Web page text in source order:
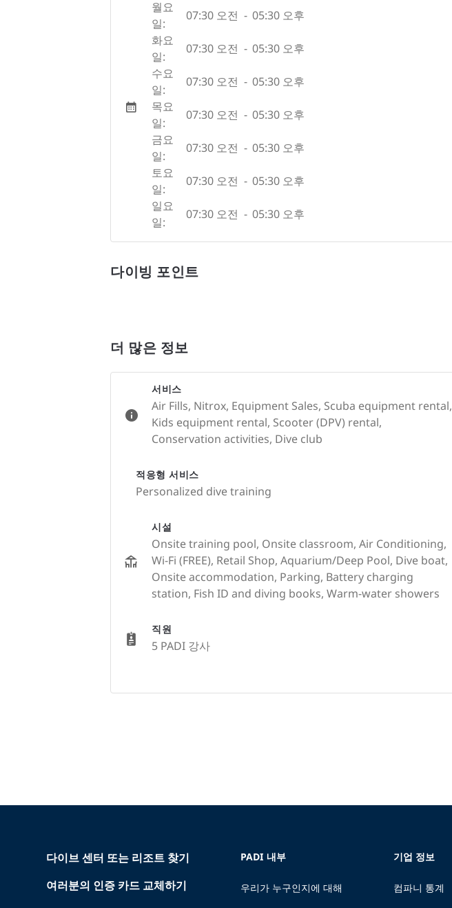
월요
일:
07:30 오전 - 05:30 오후
화요
일:
07:30 오전 - 05:30 오후
수요
일:
07:30 오전 - 05:30 오후
목요
일:
07:30 오전 - 05:30 오후
금요
일:
07:30 오전 - 05:30 오후
토요
일:
07:30 오전 - 05:30 오후
일요
일:
07:30 오전 - 05:30 오후
다이빙 포인트
더 많은 정보
서비스
Air Fills, Nitrox, Equipment Sales, Scuba equipment rental,
Kids equipment rental, Scooter (DPV) rental,
Conservation activities, Dive club
적응형 서비스
Personalized dive training
시설
Onsite training pool, Onsite classroom, Air Conditioning,
Wi-Fi (FREE), Retail Shop, Aquarium/Deep Pool, Dive boat,
Onsite accommodation, Parking, Battery charging
station, Fish ID and diving books, Warm-water showers
직원
5 PADI 강사
다이브 센터 또는 리조트 찾기
여러분의 인증 카드 교체하기
PADI 내부
우리가 누구인지에 대해
기업 정보
컴파니 통계